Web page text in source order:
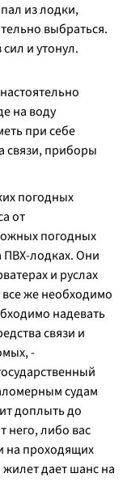
из лодки,
выбраться.
и утонул.
на воду
при себе
связи, приборы
погодных
от
погодных
ПВХ-лодках. Они
и руслах
все же необходимо
надевать
связи и
-
судам
доплыть до
него, либо вас
на проходящих
дает шанс на